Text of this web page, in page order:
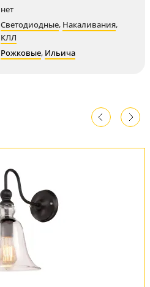
нет
Светодиодные, Накаливания,
КЛЛ
Рожковые, Ильича